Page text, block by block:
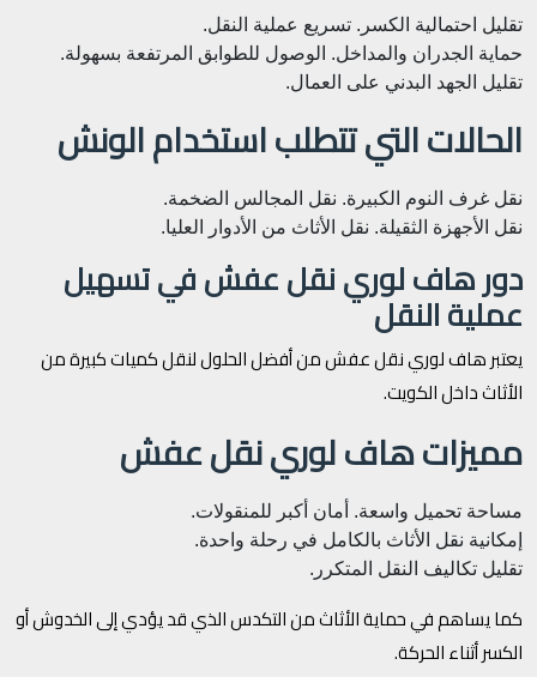
تقليل احتمالية الكسر. تسريع عملية النقل.
حماية الجدران والمداخل. الوصول للطوابق المرتفعة بسهولة.
تقليل الجهد البدني على العمال.
الحالات التي تتطلب استخدام الونش
نقل غرف النوم الكبيرة. نقل المجالس الضخمة.
نقل الأجهزة الثقيلة. نقل الأثاث من الأدوار العليا.
دور هاف لوري نقل عفش في تسهيل
عملية النقل
يعتبر هاف لوري نقل عفش من أفضل الحلول لنقل كميات كبيرة من
الأثاث داخل الكويت.
مميزات هاف لوري نقل عفش
مساحة تحميل واسعة. أمان أكبر للمنقولات.
إمكانية نقل الأثاث بالكامل في رحلة واحدة.
تقليل تكاليف النقل المتكرر.
كما يساهم في حماية الأثاث من التكدس الذي قد يؤدي إلى الخدوش أو
الكسر أثناء الحركة.